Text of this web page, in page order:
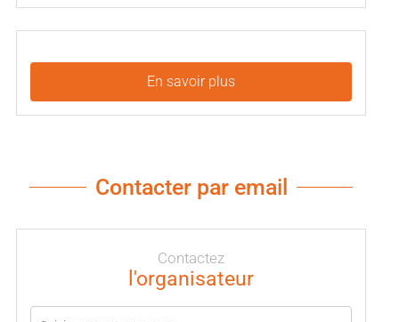
En savoir plus
Contacter par email
Contactez
l'organisateur